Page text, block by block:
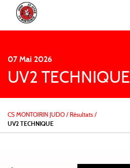
07 Mai 2026
UV2 TECHNIQUE
CS MONTOIRIN JUDO / Résultats /
UV2 TECHNIQUE